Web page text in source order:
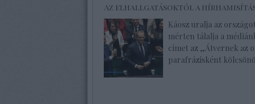
Az elhallgatásoktól a
Káosz uralja az
mérten tálalja a
címet az „Átvernek az
parafrázisként